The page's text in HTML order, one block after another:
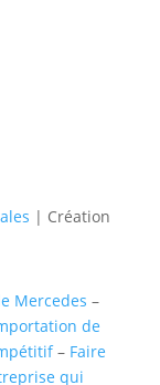
| Création
Mercedes –
de
– Faire
qui